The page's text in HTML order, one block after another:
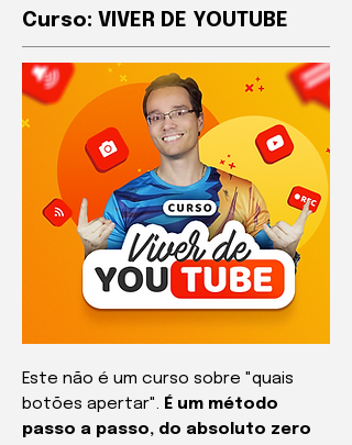
Curso: VIVER DE YOUTUBE
Este não é um curso sobre "quais
botões apertar". É um método
passo a passo, do absoluto zero